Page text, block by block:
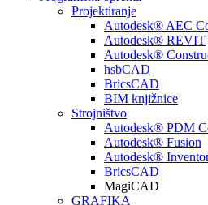
Projektiranje
Autodesk® AEC
Autodesk® REVIT
Autodesk®
hsbCAD
BricsCAD
BIM knjižnice
Strojništvo
Autodesk® PDM
Autodesk® Fusion
Autodesk®
BricsCAD
MagiCAD
GRAFIKA